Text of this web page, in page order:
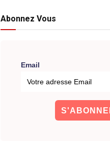
Abonnez Vous
Email